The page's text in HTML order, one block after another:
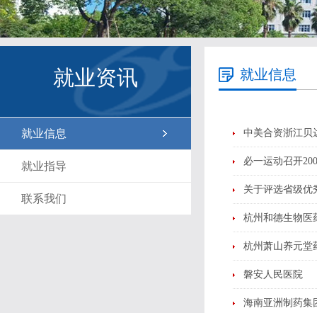
就业资讯
就业信息
就业指导
联系我们
就业信息
中美合资浙江贝
必一运动召开
关于评选省级优
杭州和德生物医
杭州萧山养元堂
磐安人民医院
海南亚洲制药集